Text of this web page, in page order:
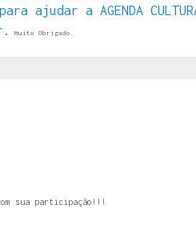
ajudar a AGENDA
. Muito Obrigado.
sua participação!!!